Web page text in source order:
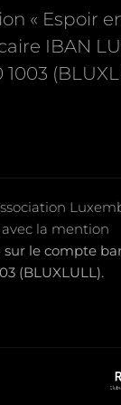
« Espoir
IBAN
1003
la mention
sur le compte
(BLUXLULL).